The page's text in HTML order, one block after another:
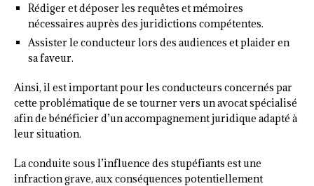
Rédiger et déposer les requêtes et mémoires
nécessaires auprès des juridictions compétentes.
Assister le conducteur lors des audiences et plaider en
sa faveur.
Ainsi, il est important pour les conducteurs concernés par
cette problématique de se tourner vers un avocat spécialisé
afin de bénéficier d’un accompagnement juridique adapté à
leur situation.
La conduite sous l’influence des stupéfiants est une
infraction grave, aux conséquences potentiellement